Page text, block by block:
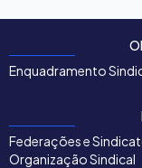
Enquadramento
Federações e
Organização Sindical